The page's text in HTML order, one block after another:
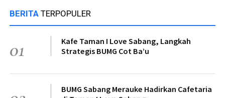
BERITA TERPOPULER
01
Kafe Taman I Love Sabang, Langkah
Strategis BUMG Cot Ba’u
BUMG Sabang Merauke Hadirkan Cafetaria